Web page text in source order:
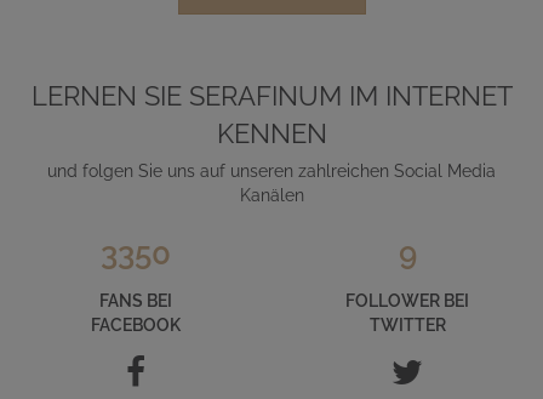
LERNEN SIE SERAFINUM IM INTERNET
KENNEN
und folgen Sie uns auf unseren zahlreichen Social Media
Kanälen
3350
FANS BEI
FACEBOOK
9
FOLLOWER BEI
TWITTER